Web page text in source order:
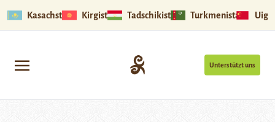
Kasachstan Kirgistan Tadschikistan Turkmenistan
Unterstützt uns